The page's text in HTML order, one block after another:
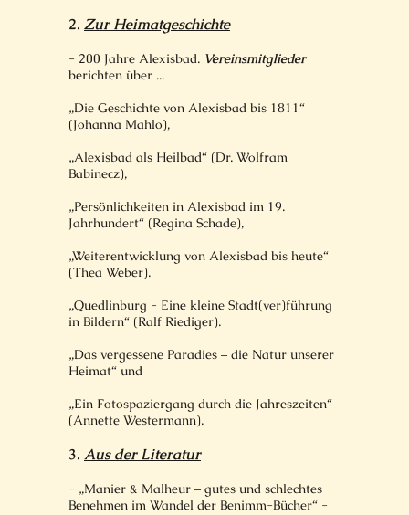
2. Zur Heimatgeschichte
- 200 Jahre Alexisbad. Vereinsmitglieder
berichten über ...
„Die Geschichte von Alexisbad bis 1811“
(Johanna Mahlo),
„Alexisbad als Heilbad“ (Dr. Wolfram
Babinecz),
„Persönlichkeiten in Alexisbad im 19.
Jahrhundert“ (Regina Schade),
„Weiterentwicklung von Alexisbad bis heute“
(Thea Weber).
„Quedlinburg - Eine kleine Stadt(ver)führung
in Bildern“ (Ralf Riediger).
„Das vergessene Paradies – die Natur unserer
Heimat“ und
„Ein Fotospaziergang durch die Jahreszeiten“
(Annette Westermann).
3. Aus der Literatur
- „Manier & Malheur – gutes und schlechtes
Benehmen im Wandel der Benimm-Bücher“ -